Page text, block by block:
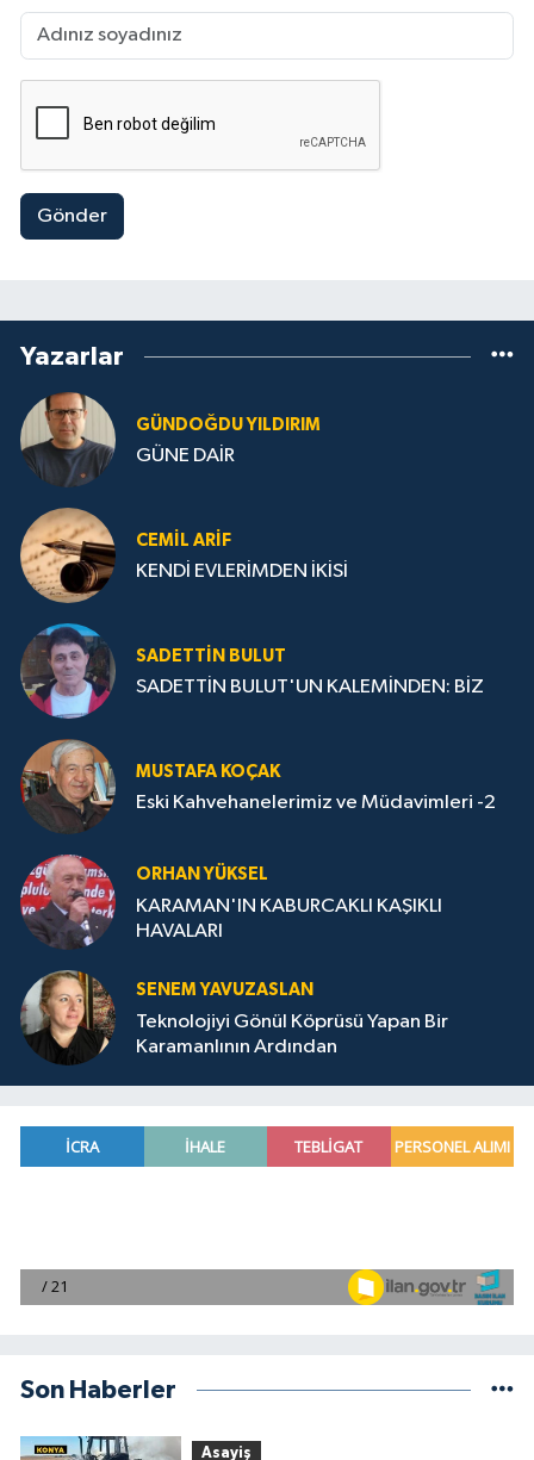
Gönder
Yazarlar
GÜNDOĞDU YILDIRIM
GÜNE DAİR
CEMIL ARİF
KENDİ EVLERİMDEN İKİSİ
SADETTIN BULUT
SADETTİN BULUT'UN KALEMİNDEN: BİZ
MUSTAFA KOÇAK
Eski Kahvehanelerimiz ve Müdavimleri -2
ORHAN YÜKSEL
KARAMAN'IN KABURCAKLI KAŞIKLI
HAVALARI
SENEM YAVUZASLAN
Teknolojiyi Gönül Köprüsü Yapan Bir
Karamanlının Ardından
Son Haberler
Asayiş